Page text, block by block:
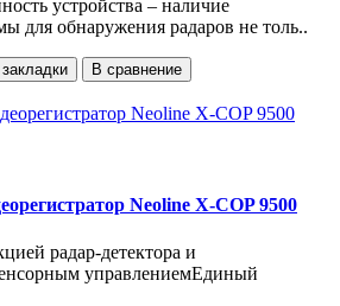
устройства – наличие
для обнаружения радаров не толь..
В сравнение
Neoline X-COP 9500
радар-детектора и
управлениемЕдиный